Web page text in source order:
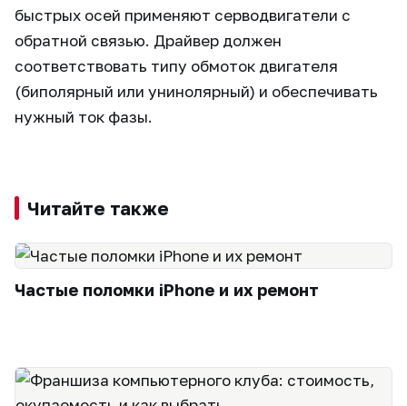
быстрых осей применяют серводвигатели с
обратной связью. Драйвер должен
соответствовать типу обмоток двигателя
(биполярный или унинолярный) и обеспечивать
нужный ток фазы.
Читайте также
Частые поломки iPhone и их ремонт